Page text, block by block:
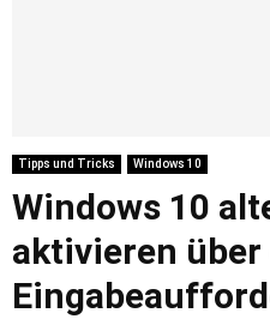
Tipps und Tricks Windows 10
Windows 10
aktivieren über